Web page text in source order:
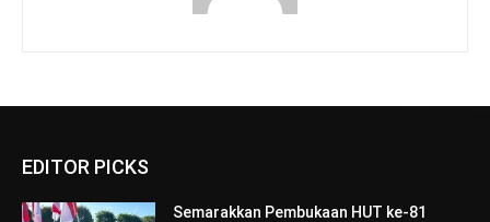
EDITOR PICKS
Semarakkan Pembukaan HUT ke-81